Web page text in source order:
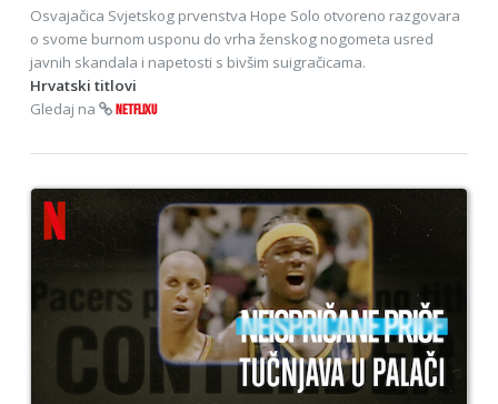
Osvajačica Svjetskog prvenstva Hope Solo otvoreno razgovara
o svome burnom usponu do vrha ženskog nogometa usred
javnih skandala i napetosti s bivšim suigračicama.
Hrvatski titlovi
Gledaj na
NETFLIXU